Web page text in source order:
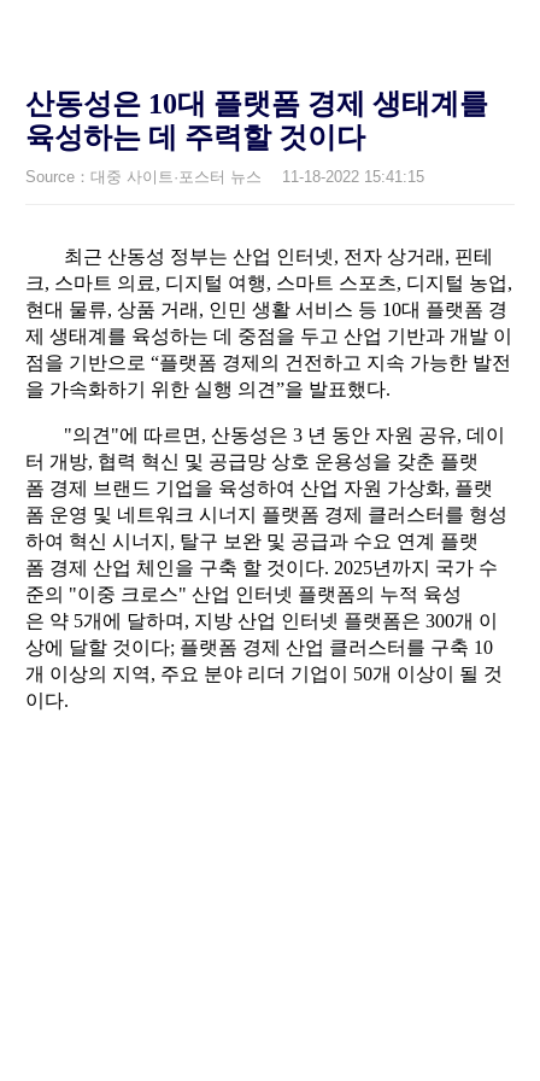
산동성은 10대 플랫폼 경제 생태계를
육성하는 데 주력할 것이다
Source：대중 사이트·포스터 뉴스 11-18-2022 15:41:15
최근 산동성 정부는 산업 인터넷, 전자 상거래, 핀테
크, 스마트 의료, 디지털 여행, 스마트 스포츠, 디지털 농업,
현대 물류, 상품 거래, 인민 생활 서비스 등 10대 플랫폼 경
제 생태계를 육성하는 데 중점을 두고 산업 기반과 개발 이
점을 기반으로 “플랫폼 경제의 건전하고 지속 가능한 발전
을 가속화하기 위한 실행 의견”을 발표했다.
"의견"에 따르면, 산동성은 3 년 동안 자원 공유, 데이
터 개방, 협력 혁신 및 공급망 상호 운용성을 갖춘 플랫
폼 경제 브랜드 기업을 육성하여 산업 자원 가상화, 플랫
폼 운영 및 네트워크 시너지 플랫폼 경제 클러스터를 형성
하여 혁신 시너지, 탈구 보완 및 공급과 수요 연계 플랫
폼 경제 산업 체인을 구축 할 것이다. 2025년까지 국가 수
준의 "이중 크로스" 산업 인터넷 플랫폼의 누적 육성
은 약 5개에 달하며, 지방 산업 인터넷 플랫폼은 300개 이
상에 달할 것이다; 플랫폼 경제 산업 클러스터를 구축 10
개 이상의 지역, 주요 분야 리더 기업이 50개 이상이 될 것
이다.